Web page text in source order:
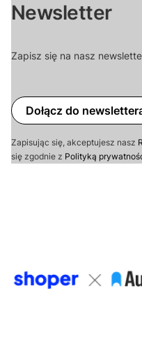
Newsletter
Zapisz się na nasz
Dołącz do
Zapisując się, akceptujesz nasz
się zgodnie z Polityką